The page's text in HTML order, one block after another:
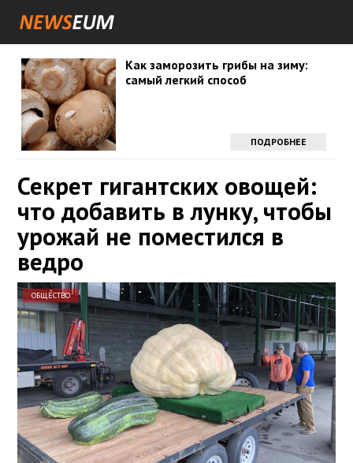
Как заморозить грибы на зиму:
самый легкий способ
ПОДРОБНЕЕ
Секрет гигантских овощей:
что добавить в лунку, чтобы
урожай не поместился в
ведро
ОБЩЕСТВО